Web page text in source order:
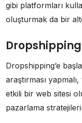
gibi platformları
oluşturmak da bir
Dropshipping’e
araştırması
etkili bir web sitesi
pazarlama